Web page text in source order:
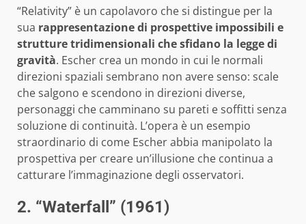
“Relativity” è un capolavoro che si distingue per la
sua rappresentazione di prospettive impossibili e
strutture tridimensionali che sfidano la legge di
gravità. Escher crea un mondo in cui le normali
direzioni spaziali sembrano non avere senso: scale
che salgono e scendono in direzioni diverse,
personaggi che camminano su pareti e soffitti senza
soluzione di continuità. L’opera è un esempio
straordinario di come Escher abbia manipolato la
prospettiva per creare un’illusione che continua a
catturare l’immaginazione degli osservatori.
2. “Waterfall” (1961)